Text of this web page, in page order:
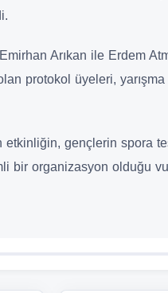
Arıkan ile Erdem
protokol üyeleri,
etkinliğin, gençlerin spora
bir organizasyon olduğu